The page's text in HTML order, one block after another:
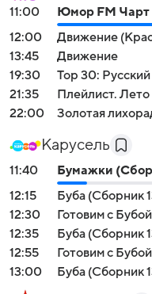
11:00
Юмор FM Чарт
12:00
Движение
13:45
Движение
19:30
Top 30:
21:35
Плейлист. Лето
22:00
Золотая
Карусель
11:40
Бумажки
12:15
Буба (Сборник
12:30
Готовим с
12:35
Буба (Сборник
12:55
Готовим с
13:00
Буба (Сборник